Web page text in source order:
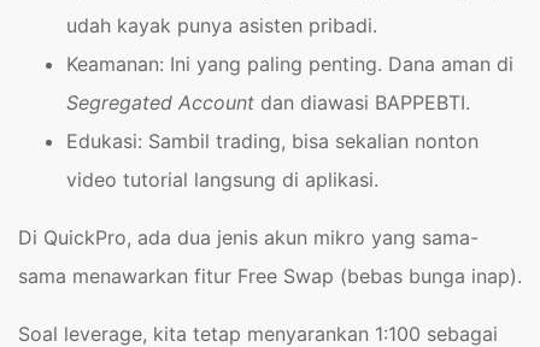
udah kayak punya asisten pribadi.
Keamanan: Ini yang paling penting. Dana aman di
Segregated Account dan diawasi BAPPEBTI.
Edukasi: Sambil trading, bisa sekalian nonton
video tutorial langsung di aplikasi.
Di QuickPro, ada dua jenis akun mikro yang sama-
sama menawarkan fitur Free Swap (bebas bunga inap).
Soal leverage, kita tetap menyarankan 1:100 sebagai